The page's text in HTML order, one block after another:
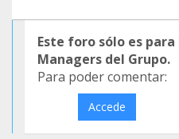
Este foro sólo es
Managers del Grupo.
Para poder comentar:
Accede